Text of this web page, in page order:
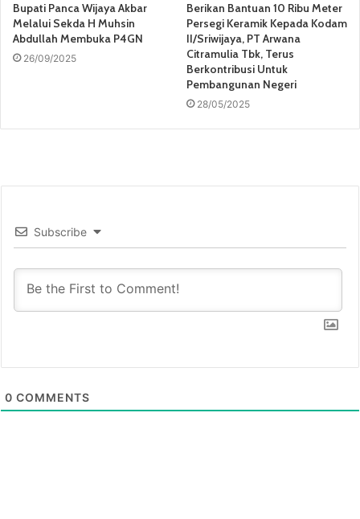
Bupati Panca Wijaya Akbar
Melalui Sekda H Muhsin
Abdullah Membuka P4GN
26/09/2025
Berikan Bantuan 10 Ribu Meter
Persegi Keramik Kepada Kodam
II/Sriwijaya, PT Arwana
Citramulia Tbk, Terus
Berkontribusi Untuk
Pembangunan Negeri
28/05/2025
Subscribe
0 COMMENTS